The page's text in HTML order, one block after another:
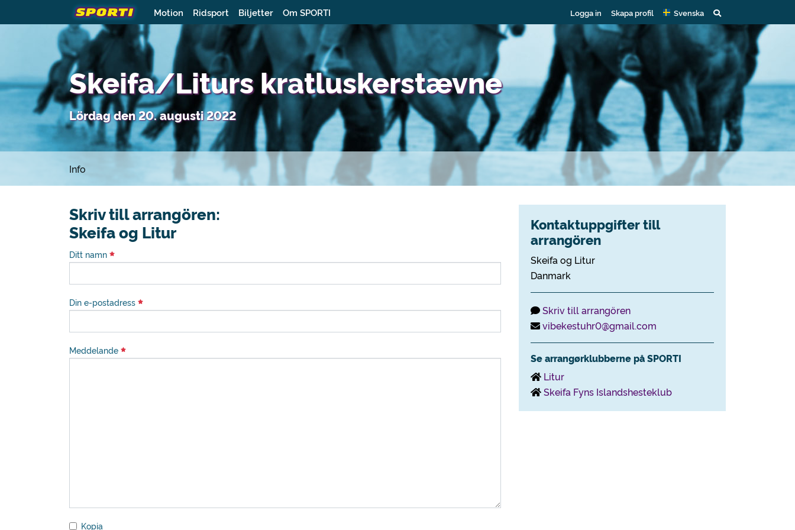
Motion Ridsport Biljetter Om SPORTI Logga in Skapa profil Svenska
Skeifa/Liturs kratluskerstævne
Lördag den 20. augusti 2022
Info
Skriv till arrangören:
Skeifa og Litur
Ditt namn
Din e-postadress
Meddelande
Kopia
Kontaktuppgifter till
arrangören
Skeifa og Litur
Danmark
Skriv till arrangören
vibekestuhr0@gmail.com
Se arrangørklubberne på SPORTI
Litur
Skeifa Fyns Islandshesteklub